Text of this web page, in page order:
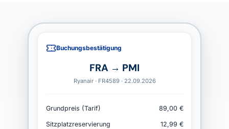
Buchungsbestätigung
FRA → PMI
Ryanair · FR4589 · 22.09.2026
Grundpreis (Tarif) 89,00 €
Sitzplatzreservierung 12,99 €